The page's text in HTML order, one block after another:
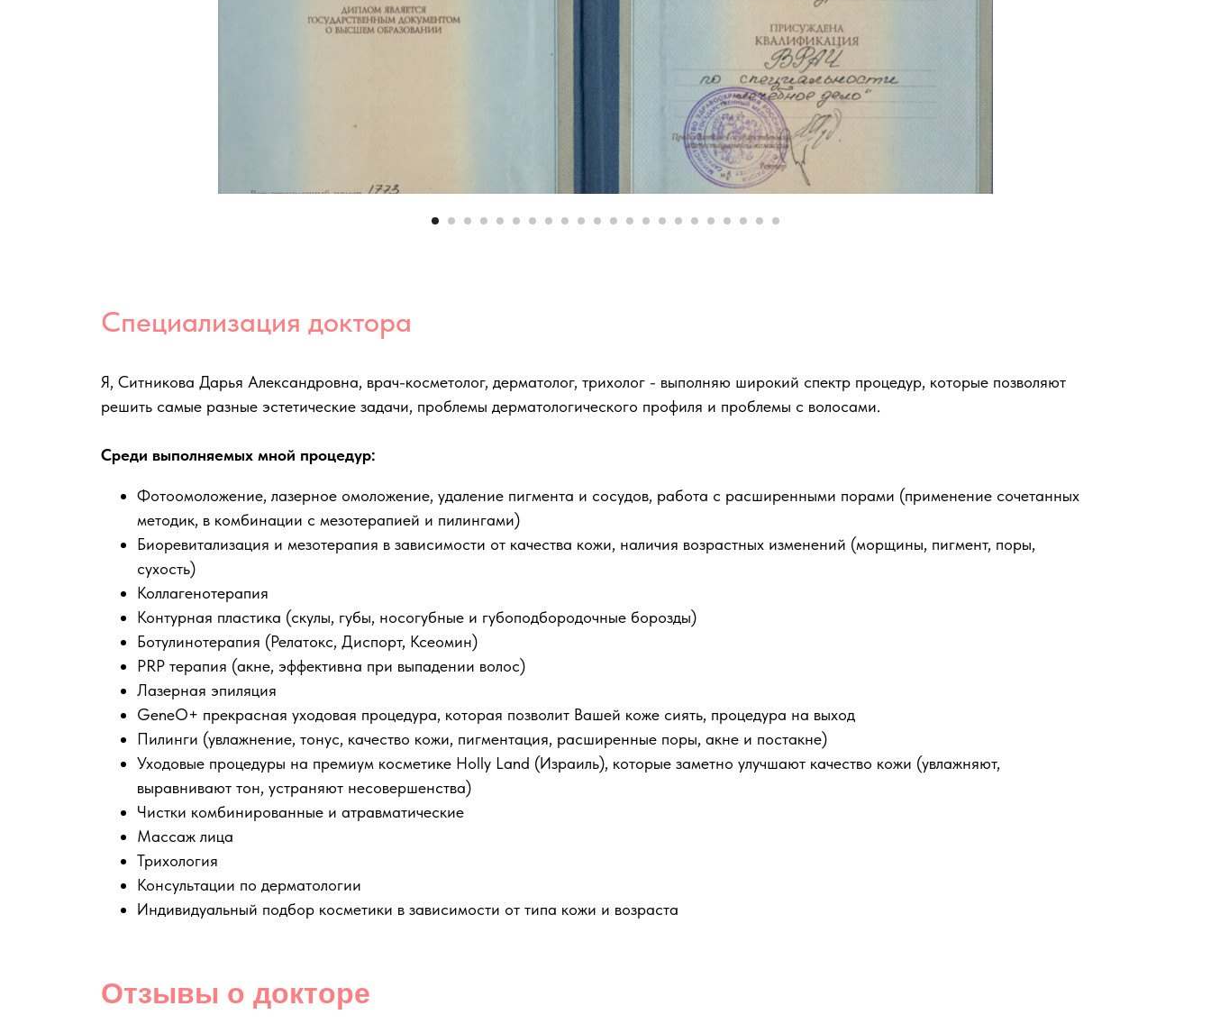
Специализация доктора
Я, Ситникова Дарья Александровна, врач-косметолог, дерматолог, трихолог - выполняю широкий спектр процедур, которые позволяют
решить самые разные эстетические задачи, проблемы дерматологического профиля и проблемы с волосами.
Среди выполняемых мной процедур:
Фотоомоложение, лазерное омоложение, удаление пигмента и сосудов, работа с расширенными порами (применение сочетанных
методик, в комбинации с мезотерапией и пилингами)
Биоревитализация и мезотерапия в зависимости от качества кожи, наличия возрастных изменений (морщины, пигмент, поры,
сухость)
Коллагенотерапия
Контурная пластика (скулы, губы, носогубные и губоподбородочные борозды)
Ботулинотерапия (Релатокс, Диспорт, Ксеомин)
PRP терапия (акне, эффективна при выпадении волос)
Лазерная эпиляция
GeneO+ прекрасная уходовая процедура, которая позволит Вашей коже сиять, процедура на выход
Пилинги (увлажнение, тонус, качество кожи, пигментация, расширенные поры, акне и постакне)
Уходовые процедуры на премиум косметике Holly Land (Израиль), которые заметно улучшают качество кожи (увлажняют,
выравнивают тон, устраняют несовершенства)
Чистки комбинированные и атравматические
Массаж лица
Трихология
Консультации по дерматологии
Индивидуальный подбор косметики в зависимости от типа кожи и возраста
Отзывы о докторе